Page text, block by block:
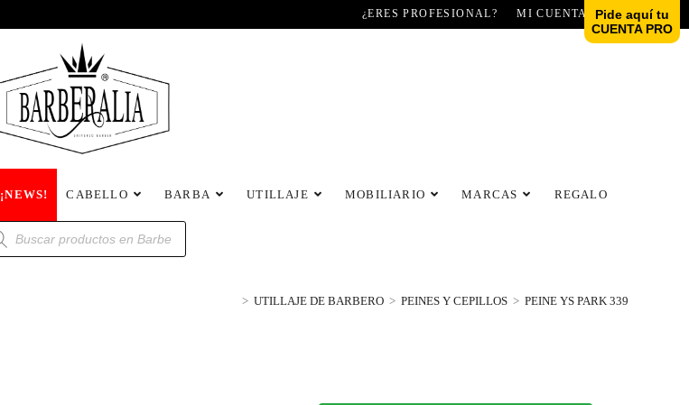
¿ERES PROFESIONAL? MI CUENTA
¡NEWS! CABELLO BARBA UTILLAJE MOBILIARIO MARCAS REGALO
> UTILLAJE DE BARBERO > PEINES Y CEPILLOS > PEINE YS PARK 339
Pide aquí tu
CUENTA PRO